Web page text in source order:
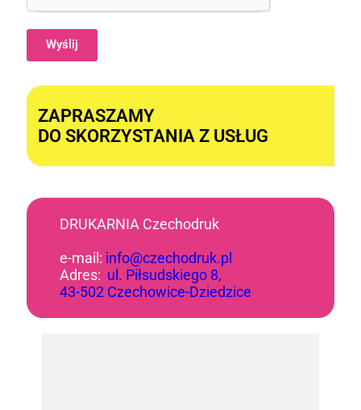
Wyślij
ZAPRASZAMY
DO SKORZYSTANIA Z USŁUG
DRUKARNIA Czechodruk
e-mail: info@czechodruk.pl
Adres: ul. Piłsudskiego 8,
43-502 Czechowice-Dziedzice